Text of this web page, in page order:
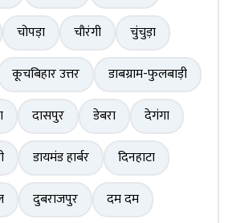
चोपड़ा चौरंगी
चुंचुड़ा
कूचबिहार उत्तर
डाबग्राम-फुलबाड़ी
दासपुर डेबरा
देगंगा
डायमंड हार्बर
दिनहाटा
दुबराजपुर
दम दम